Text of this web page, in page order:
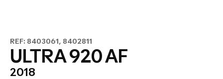
REF: 8403061, 8402811
ULTRA 920 AF
2018